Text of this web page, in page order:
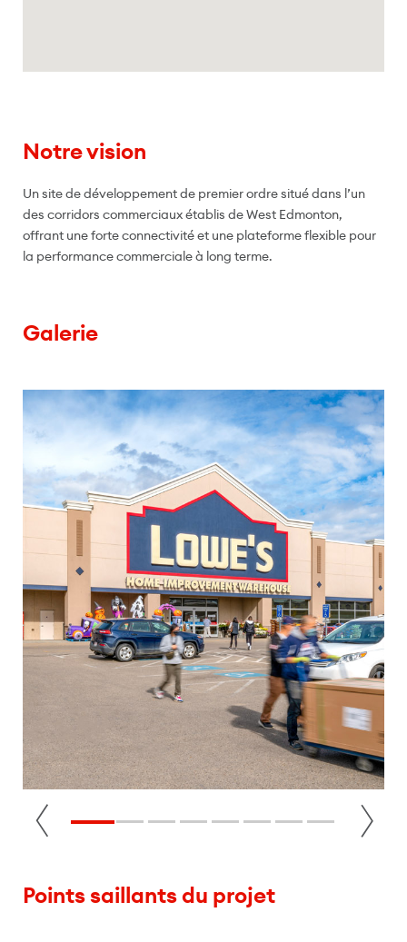
Notre vision
Un site de développement de premier ordre situé dans l’un
des corridors commerciaux établis de West Edmonton,
offrant une forte connectivité et une plateforme flexible pour
la performance commerciale à long terme.
Galerie
Points saillants du projet